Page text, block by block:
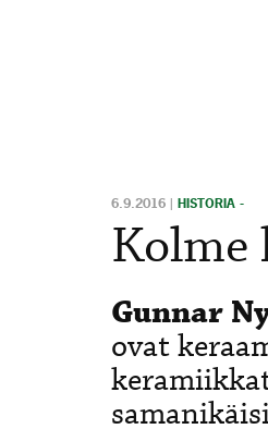
6.9.2016 | HISTORIA -
Kolme
Gunnar
ovat